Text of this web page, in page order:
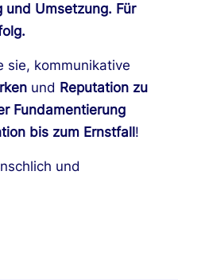
und Umsetzung. Für
sie, kommunikative
und Reputation zu
Fundamentierung
bis zum Ernstfall !
und